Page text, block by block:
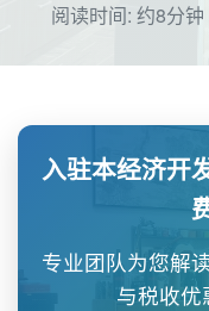
阅读时间: 约8分钟
入驻本经济开
专业团队为您解
与税收